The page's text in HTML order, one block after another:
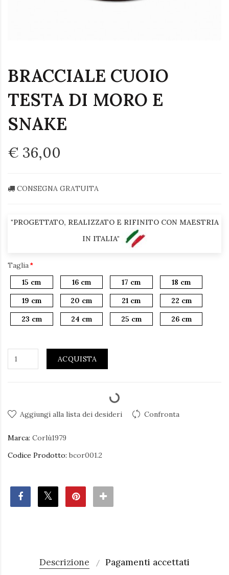
BRACCIALE CUOIO
TESTA DI MORO E
SNAKE
€ 36,00
CONSEGNA GRATUITA
"PROGETTATO, REALIZZATO E RIFINITO CON MAESTRIA
IN ITALIA"
Taglia
15 cm
16 cm 17 cm
18 cm
19 cm
20 cm 21 cm
22 cm
23 cm
24 cm 25 cm 26 cm
ACQUISTA
Aggiungi alla lista dei desideri Confronta
Marca: Corlù1979
Codice Prodotto: bcor001.2
Descrizione
Pagamenti accettati